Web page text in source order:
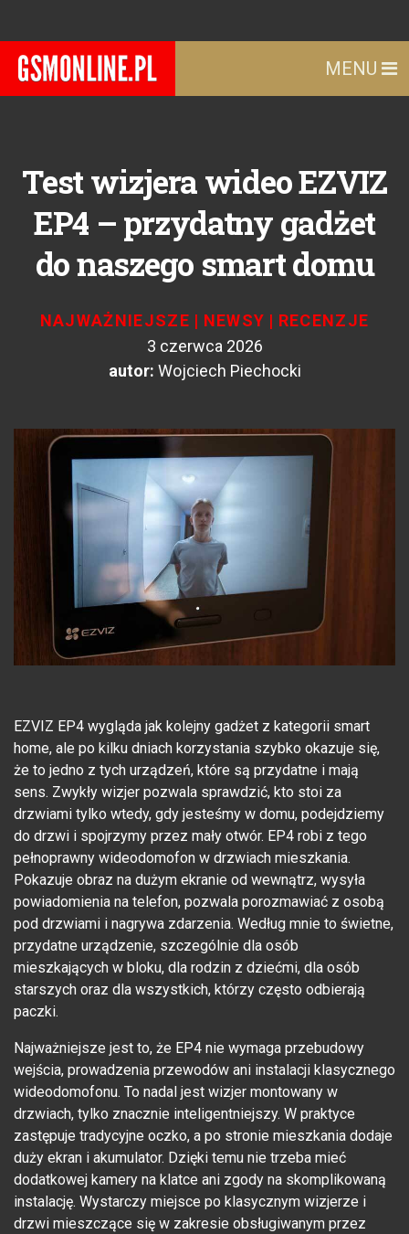
MENU
Test wizjera wideo EZVIZ
EP4 – przydatny gadżet
do naszego smart domu
NAJWAŻNIEJSZE | NEWSY | RECENZJE
3 czerwca 2026
autor: Wojciech Piechocki
EZVIZ EP4 wygląda jak kolejny gadżet z kategorii smart
home, ale po kilku dniach korzystania szybko okazuje się,
że to jedno z tych urządzeń, które są przydatne i mają
sens. Zwykły wizjer pozwala sprawdzić, kto stoi za
drzwiami tylko wtedy, gdy jesteśmy w domu, podejdziemy
do drzwi i spojrzymy przez mały otwór. EP4 robi z tego
pełnoprawny wideodomofon w drzwiach mieszkania.
Pokazuje obraz na dużym ekranie od wewnątrz, wysyła
powiadomienia na telefon, pozwala porozmawiać z osobą
pod drzwiami i nagrywa zdarzenia. Według mnie to świetne,
przydatne urządzenie, szczególnie dla osób
mieszkających w bloku, dla rodzin z dziećmi, dla osób
starszych oraz dla wszystkich, którzy często odbierają
paczki.
Najważniejsze jest to, że EP4 nie wymaga przebudowy
wejścia, prowadzenia przewodów ani instalacji klasycznego
wideodomofonu. To nadal jest wizjer montowany w
drzwiach, tylko znacznie inteligentniejszy. W praktyce
zastępuje tradycyjne oczko, a po stronie mieszkania dodaje
duży ekran i akumulator. Dzięki temu nie trzeba mieć
dodatkowej kamery na klatce ani zgody na skomplikowaną
instalację. Wystarczy miejsce po klasycznym wizjerze i
drzwi mieszczące się w zakresie obsługiwanym przez